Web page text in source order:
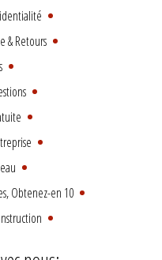
& Retours
Obtenez-en 10